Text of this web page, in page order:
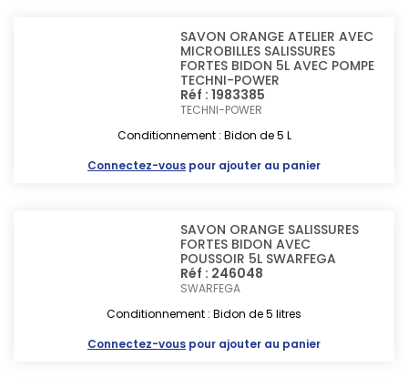
SAVON ORANGE ATELIER AVEC
MICROBILLES SALISSURES
FORTES BIDON 5L AVEC POMPE
TECHNI-POWER
Réf : 1983385
TECHNI-POWER
Conditionnement : Bidon de 5 L
Connectez-vous pour ajouter au panier
SAVON ORANGE SALISSURES
FORTES BIDON AVEC
POUSSOIR 5L SWARFEGA
Réf : 246048
SWARFEGA
Conditionnement : Bidon de 5 litres
Connectez-vous pour ajouter au panier